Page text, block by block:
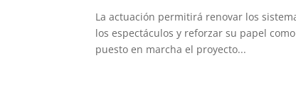
La actuación permitirá renovar los
los espectáculos y reforzar su papel
puesto en marcha el proyecto...